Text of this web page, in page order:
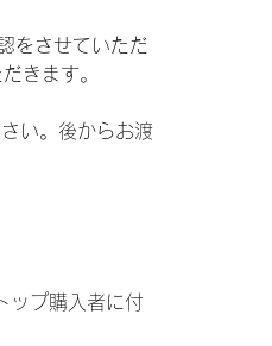
をさせていただ
きます。
い。後からお渡
ップ購入者に付